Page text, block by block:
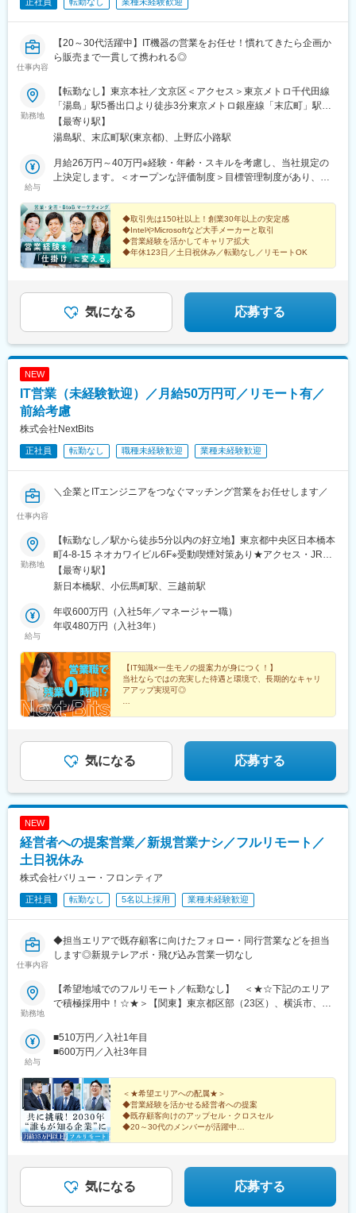
仕事内容
【20～30代活躍中】IT機器の営業をお任せ！慣れてきたら企画か
ら販売まで一貫して携われる◎
勤務地
【転勤なし】東京本社／文京区＜アクセス＞東京メトロ千代田線
「湯島」駅5番出口より徒歩3分東京メトロ銀座線「末広町」駅4
番出口より徒歩6分＜在宅勤務もOK！＞在宅勤務と出社の両方を
あわせたハイブリッド型を取り入れています。多くの社員が週2回
【最寄り駅】
湯島駅、末広町駅(東京都)、上野広小路駅
給与
月給26万円～40万円※経験・年齢・スキルを考慮し、当社規定の
上決定します。＜オープンな評価制度＞目標管理制度があり、目
には、メンバーと助け合いながら達成に向けて取り組んでいきま
す。目標設定は上司との面談ですり合わせ、評価のフィードバッ
クもマンツーマンで行い、やるべきことが明確になり前向きに仕
事に取り組める環境を作っています。
◆取引先は150社以上！創業30年以上の安定感
◆IntelやMicrosoftなど大手メーカーと取引
◆営業経験を活かしてキャリア拡大
◆年休123日／土日祝休み／転勤なし／リモートOK
気になる 応募する
NEW
IT営業（未経験歓迎）／月給50万円可／リモート有／
前給考慮
株式会社NextBits
正社員 転勤なし 職種未経験歓迎 業種未経験歓迎
仕事内容
＼企業とITエンジニアをつなぐマッチング営業をお任せします／
勤務地
【転勤なし／駅から徒歩5分以内の好立地】東京都中央区日本橋本
町4-8-15 ネオカワイビル6F※受動喫煙対策あり★アクセス・JR総
武快速線 新日本橋駅 徒歩1分・東京メトロ銀座・半蔵門線 三越
前駅 徒歩4分・東京メトロ日比谷線 小伝馬町駅（4番出口） 徒
ひとりのライフスタイルに合わせて、リモートワークの相談が可
能です。状況に応じて柔軟に相談できる社内体制を整えており、
【最寄り駅】
新日本橋駅、小伝馬町駅、三越前駅
給与
年収600万円（入社5年／マネージャー職）
年収480万円（入社3年）
【IT知識×一生モノの提案力が身につく！】
当社ならではの充実した待遇と環境で、長期的なキャリ
アアップ実現可◎
＃グループ会社と連携した幅広い事業展開
#在宅勤務相談可
気になる 応募する
NEW
経営者への提案営業／新規営業ナシ／フルリモート／
土日祝休み
株式会社バリュー・フロンティア
正社員 転勤なし 5名以上採用 業種未経験歓迎
仕事内容
◆担当エリアで既存顧客に向けたフォロー・同行営業などを担当
します◎新規テレアポ・飛び込み営業一切なし
勤務地
【希望地域でのフルリモート／転勤なし】 ＜★☆下記のエリア
で積極採用中！☆★＞【関東】東京都区部（23区）、横浜市、川
市、新潟市【北海道・東北】札幌市、仙台市【中国・九州】広島
市、岡山市、福岡市、北九州市、熊本市◎上記のエリアに通える
ワークでの業務＋対面商談（直行直帰）が基本となります。商談
はオンラインで実施するケースもございます。必要な際はカーシ
ェアサービス（タイムズカー）も利用いただけます。※業務に必要
な機材などは会社が支給します※居住地以外での勤務をご希望の方
は選考時にご相談ください＝＝＝■配属エリアによっては大阪の本
社で研修や業務を行う場合もあります。※月に1回本社での社内会
ビル9階＜アクセス＞・大阪メトロ御堂筋線「西中島南方」駅から
徒歩10分・各線「新大阪」駅から徒歩14分
給与
■510万円／入社1年目
■600万円／入社3年目
＜★希望エリアへの配属★＞
◆営業経験を活かせる経営者への提案
◆既存顧客向けのアップセル・クロスセル
◆20～30代のメンバーが活躍中
気になる 応募する